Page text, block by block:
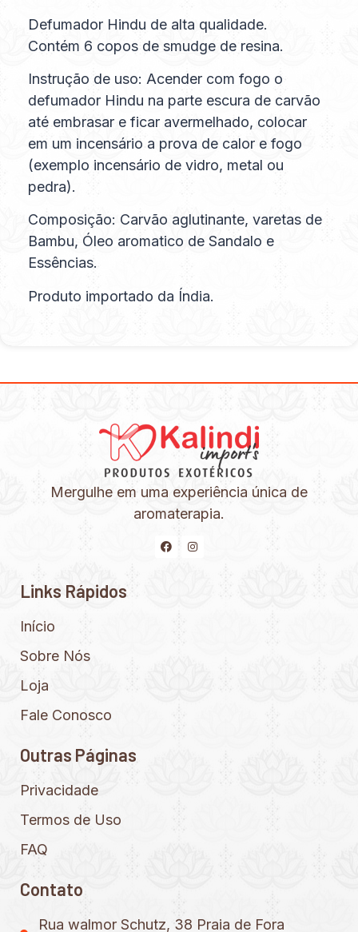
Defumador Hindu de alta qualidade.
Contém 6 copos de smudge de resina.
Instrução de uso: Acender com fogo o
defumador Hindu na parte escura de carvão
até embrasar e ficar avermelhado, colocar
em um incensário a prova de calor e fogo
(exemplo incensário de vidro, metal ou
pedra).
Composição: Carvão aglutinante, varetas de
Bambu, Óleo aromatico de Sandalo e
Essências.
Produto importado da Índia.
Mergulhe em uma experiência única de
aromaterapia.
Links Rápidos
Início
Sobre Nós
Loja
Fale Conosco
Outras Páginas
Privacidade
Termos de Uso
FAQ
Contato
Rua walmor Schutz, 38 Praia de Fora